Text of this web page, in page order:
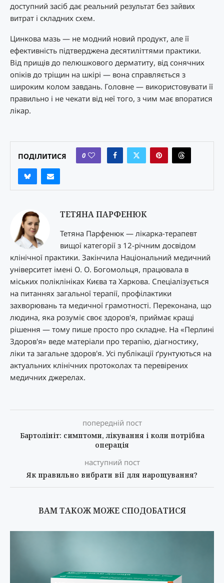
доступний засіб дає реальний результат без зайвих
витрат і складних схем.
Цинкова мазь — не модний новий продукт, але її
ефективність підтверджена десятиліттями практики.
Від прищів до пелюшкового дерматиту, від сонячних
опіків до тріщин на шкірі — вона справляється з
широким колом завдань. Головне — використовувати її
правильно і не чекати від неї того, з чим має впоратися
лікар.
ПОДІЛИТИСЯ 0
ТЕТЯНА ПАРФЕНЮК
Тетяна Парфенюк — лікарка-терапевт
вищої категорії з 12-річним досвідом
клінічної практики. Закінчила Національний медичний
університет імені О. О. Богомольця, працювала в
міських поліклініках Києва та Харкова. Спеціалізується
на питаннях загальної терапії, профілактики
захворювань та медичної грамотності. Переконана, що
людина, яка розуміє своє здоров'я, приймає кращі
рішення — тому пише просто про складне. На «Перлині
Здоров'я» веде матеріали про терапію, діагностику,
ліки та загальне здоров'я. Усі публікації ґрунтуються на
актуальних клінічних протоколах та перевірених
медичних джерелах.
попередній пост
Бартолініт: симптоми, лікування і коли потрібна
операція
наступний пост
Як правильно вибрати вії для нарощування?
ВАМ ТАКОЖ МОЖЕ СПОДОБАТИСЯ